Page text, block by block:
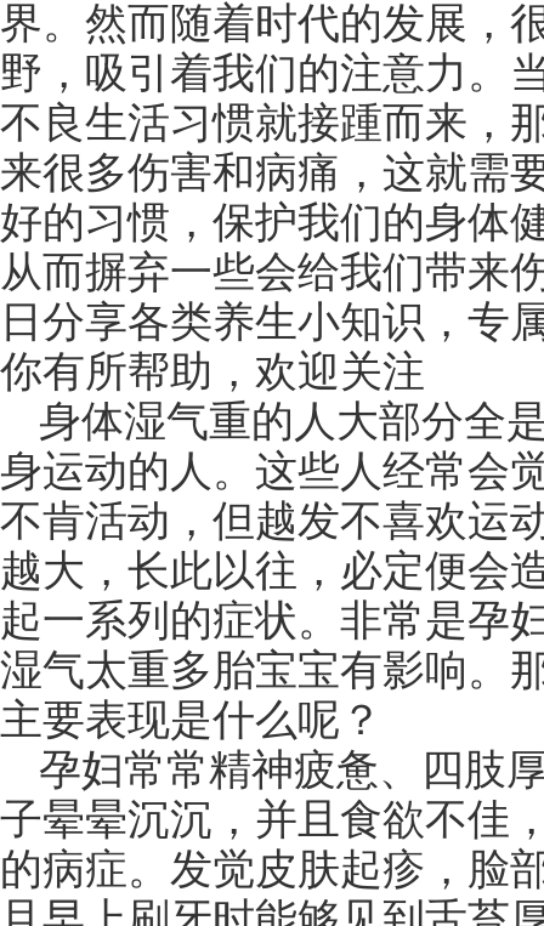
界。然而随着时代的发展，
野，吸引着我们的注意力。
不良生活习惯就接踵而来，
来很多伤害和病痛，这就需
好的习惯，保护我们的身体
从而摒弃一些会给我们带来
日分享各类养生小知识，专
你有所帮助，欢迎关注
身体湿气重的人大部分全
身运动的人。这些人经常会
不肯活动，但越发不喜欢运
越大，长此以往，必定便会
起一系列的症状。非常是孕
湿气太重多胎宝宝有影响。
主要表现是什么呢？
孕妇常常精神疲惫、四肢
子晕晕沉沉，并且食欲不佳
的病症。发觉皮肤起疹，脸